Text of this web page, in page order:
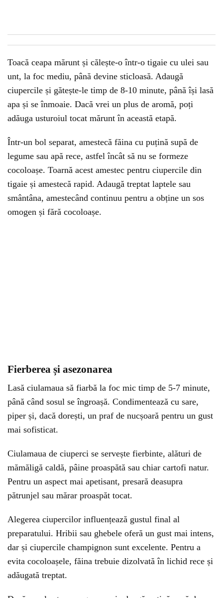
Toacă ceapa mărunt și călește-o într-o tigaie cu ulei sau
unt, la foc mediu, până devine sticloasă. Adaugă
ciupercile și gătește-le timp de 8-10 minute, până își lasă
apa și se înmoaie. Dacă vrei un plus de aromă, poți
adăuga usturoiul tocat mărunt în această etapă.
Într-un bol separat, amestecă făina cu puțină supă de
legume sau apă rece, astfel încât să nu se formeze
cocoloașe. Toarnă acest amestec pentru ciupercile din
tigaie și amestecă rapid. Adaugă treptat laptele sau
smântâna, amestecând continuu pentru a obține un sos
omogen și fără cocoloașe.
Fierberea și asezonarea
Lasă ciulamaua să fiarbă la foc mic timp de 5-7 minute,
până când sosul se îngroașă. Condimentează cu sare,
piper și, dacă dorești, un praf de nucșoară pentru un gust
mai sofisticat.
Ciulamaua de ciuperci se servește fierbinte, alături de
mămăligă caldă, pâine proaspătă sau chiar cartofi natur.
Pentru un aspect mai apetisant, presară deasupra
pătrunjel sau mărar proaspăt tocat.
Alegerea ciupercilor influențează gustul final al
preparatului. Hribii sau ghebele oferă un gust mai intens,
dar și ciupercile champignon sunt excelente. Pentru a
evita cocoloașele, făina trebuie dizolvată în lichid rece și
adăugată treptat.